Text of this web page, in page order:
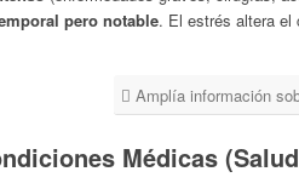
pero notable. El estrés altera el
Amplía información
Médicas